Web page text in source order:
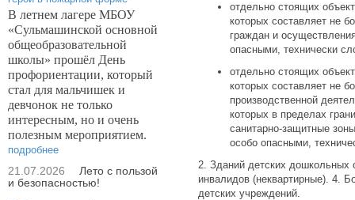
В летнем лагере МБОУ
«Сульмашинской основной
общеобразовательной
школы» прошёл День
профориентации, который
стал для мальчишек и
девчонок не только
интересным, но и очень
полезным мероприятием.
подробнее
21.07.2026
Лето с пользой
и безопасностью!
отдельно стоящих
которых составляет не
граждан и
опасными, технически
отдельно стоящих
которых составляет не
производственной
которых в пределах
санитарно-защитные
особо опасными,
2. Зданий детских дошкольных
инвалидов (неквартирные). 4.
детских учреждений.